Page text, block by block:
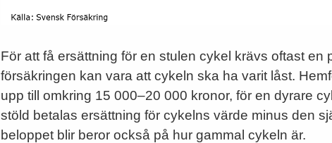
För att få ersättning för en stulen cykel krävs oftast en
försäkringen kan vara att cykeln ska ha varit låst.
upp till omkring 15 000–20 000 kronor, för en dyrare
stöld betalas ersättning för cykelns värde minus den
beloppet blir beror också på hur gammal cykeln är.